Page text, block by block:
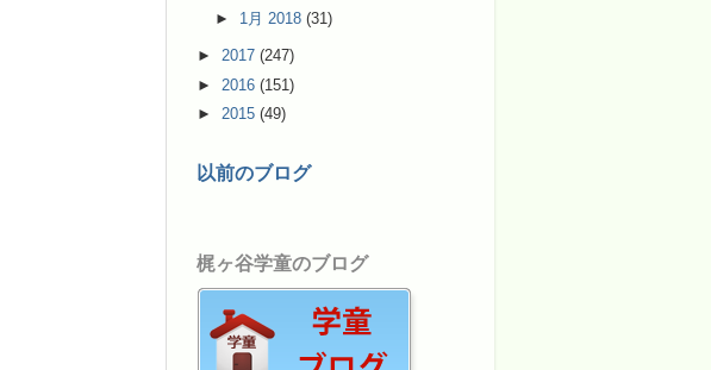
► 1月 2018(31)
► 2017 (247)
► 2016 (151)
► 2015 (49)
以前のブログ
梶ヶ谷学童のブログ